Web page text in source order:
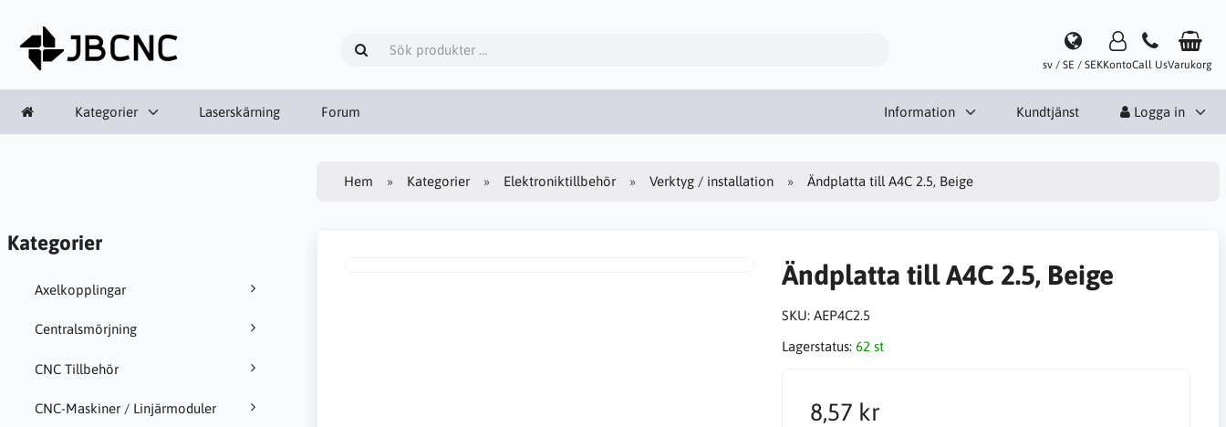
sv / SE / SEKKontoCall UsVarukorg
Kategorier Laserskärning Forum Information Kundtjänst Logga in
Kategorier
Axelkopplingar
Centralsmörjning
CNC Tillbehör
CNC-Maskiner / Linjärmoduler
Hem Kategorier Elektroniktillbehör Verktyg / installation Ändplatta till A4C 2.5, Beige
Ändplatta till A4C 2.5, Beige
SKU: AEP4C2.5
Lagerstatus: 62 st
8,57 kr